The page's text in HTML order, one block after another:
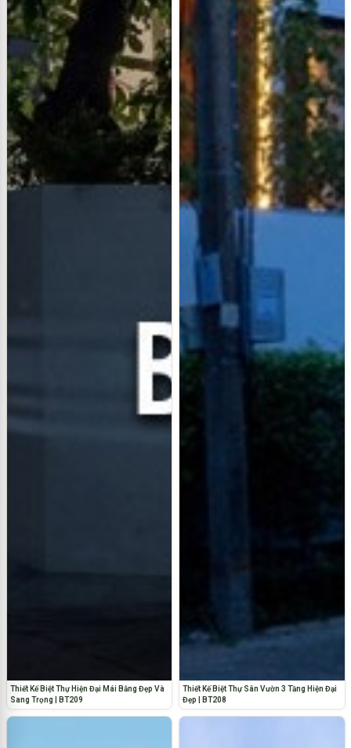
Thiết Kế Biệt Thự Hiện Đại Mái Bằng Đẹp Và
Sang Trọng | BT209
Thiết Kế Biệt Thự Sân Vườn 3 Tầng Hiện Đại
Đẹp | BT208